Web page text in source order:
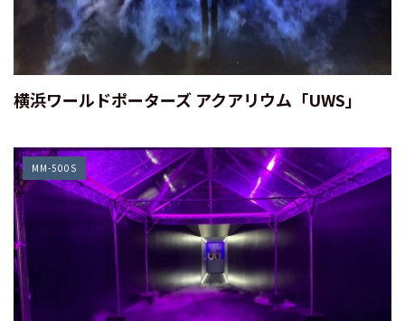
横浜ワールドポーターズ アクアリウム「UWS」
MM-500S